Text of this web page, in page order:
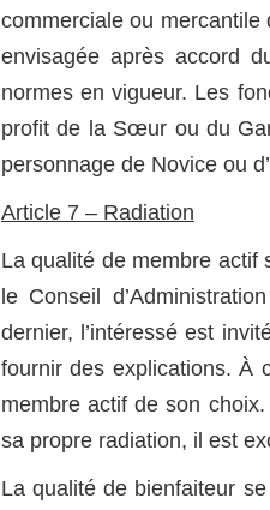
commerciale ou mercantile
envisagée après accord
normes en vigueur. Les
profit de la Sœur ou du
personnage de Novice ou
Article 7 – Radiation
La qualité de membre actif
le Conseil
dernier, l’intéressé est
fournir des explications. À
membre actif de son
sa propre radiation, il est
La qualité de bienfaiteur